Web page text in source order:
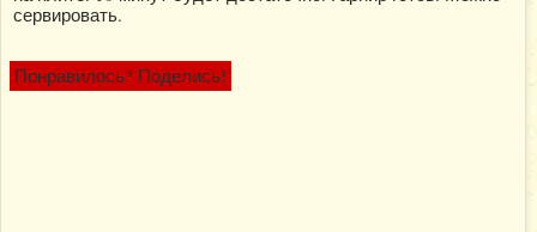
сервировать.
Понравилось? Поделись!